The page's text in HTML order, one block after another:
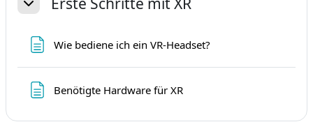
Sažmi
Wie bediene ich ein VR-Headset?
Benötigte Hardware für XRStranica